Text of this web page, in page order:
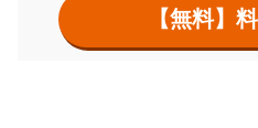
【無料】